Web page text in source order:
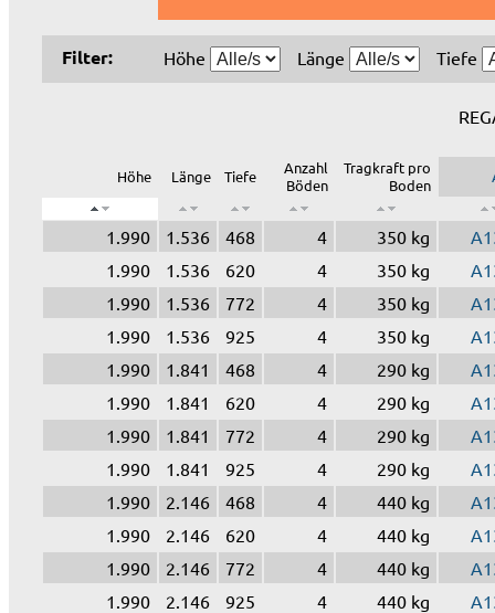
Filter: Höhe Länge Tiefe
Höhe Länge Tiefe
Anzahl
Böden
Tragkraft pro
Boden
1.990 1.536 468 4 350 kg
1.990
1.536 620 4 350 kg
1.990
1.536 772 4 350 kg
1.990
1.536 925 4 350 kg
1.990
1.841 468 4 290 kg
1.990
1.841 620 4 290 kg
1.990
1.841 772 4 290 kg
1.990
1.841 925 4 290 kg
1.990
2.146 468 4 440 kg
1.990
2.146 620 4 440 kg
1.990
2.146 772 4 440 kg
1.990
2.146 925 4 440 kg